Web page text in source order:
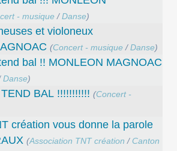
- musique/Danse)
et violoneux
(Concert - musique/Danse)
bal !! MONLEON MAGNOAC
Danse)
BAL !!!!!!!!!!! (Concert -
création vous donne la parole
(Association TNT création / Canton